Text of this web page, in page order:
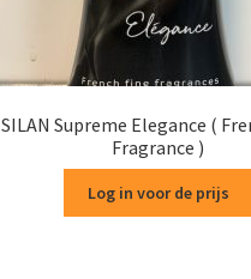
SILAN Supreme Elegance (
Fragrance )
Log in voor de prijs